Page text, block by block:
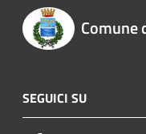
Comune
SEGUICI SU